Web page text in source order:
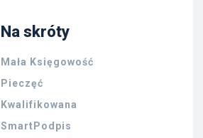
Na skróty
Mała Księgowość
Pieczęć
Kwalifikowana
SmartPodpis